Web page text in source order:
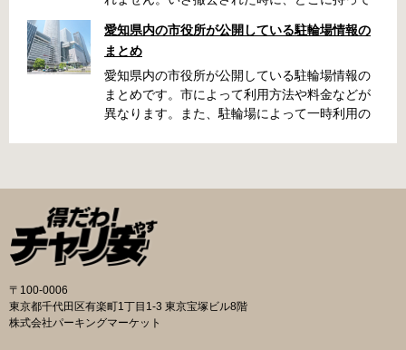
名古屋周辺で自転車が撤去された時に知ってお
くと便利な情報をまとめました。 一宮市で撤去
された場合 一宮市役所 一宮駅・自転車一時保管
所 住所 一宮市栄4丁目6-11 電話 0586-71-7100
最寄駅 JR東海道本線尾張一宮駅より 徒歩4分 返
千種区吹上1丁目(若宮大通内) 電話 052-731-
8544 最寄駅 市バス「千早」下車、花田公園北
名古屋高速高架下より 徒歩2分 返還の際に必要
な書類 返還料 3,500円 自転車の鍵 身分証明証
印鑑 名古屋市HPはこちら 豊田市で撤去された
市朝日ケ丘6丁目74 電話 0565-34-5200 最寄駅
愛知環状鉄道線新上挙母駅より 徒歩15分 返還
愛知県内の市役所が公開している駐輪場情報の
まとめ
愛知県内の市役所が公開している駐輪場情報の
まとめです。市によって利用方法や料金などが
異なります。また、駐輪場によって一時利用の
の自転車駐輪場 利用方法 利用登録申請書の提出
詳しくは直接管理事務所へお尋ねください。 利
用料金 登録手数料 不要です。 定期利用料金 一
般：2,500円／月 大学生等：1,700円／月 高校
生以下：1,500円／月 一部の方は全額免除とな
障害者手帳をお持ちの方…等） 詳しくは、市役
所にお問い合わせください。 一時利用料金 1日
〒100-0006
東京都千代田区有楽町1丁目1-3 東京宝塚ビル8階
株式会社パーキングマーケット